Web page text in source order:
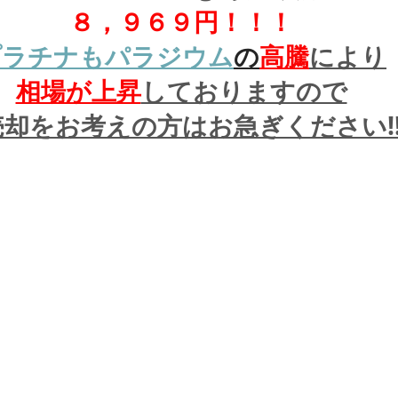
８，９６９円！！！
チナもパラジウムの高騰により
相場が上昇しておりますので
をお考えの方はお急ぎください